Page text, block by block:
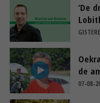
‘De
de
07-08-